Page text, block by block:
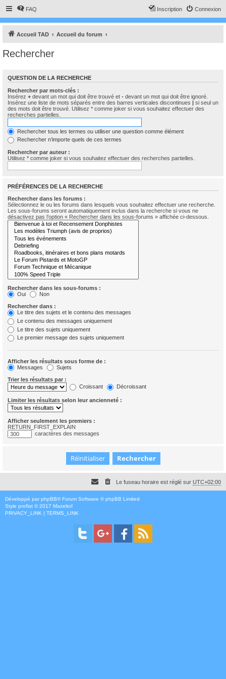
FAQ Connexion
Inscription
Accueil TAD Accueil du forum
Rechercher
QUESTION DE LA RECHERCHE
Rechercher par mots-clés :
Insérez + devant un mot qui doit être trouvé et - devant un mot qui doit être ignoré.
Insérez une liste de mots séparés entre des barres verticales discontinues | si seul un
des mots doit être trouvé. Utilisez * comme joker si vous souhaitez effectuer des
recherches partielles.
Rechercher tous les termes ou utiliser une question comme élément
Rechercher n’importe quels de ces termes
Rechercher par auteur :
Utilisez * comme joker si vous souhaitez effectuer des recherches partielles.
PRÉFÉRENCES DE LA RECHERCHE
Rechercher dans les forums :
Sélectionnez le ou les forums dans lesquels vous souhaitez effectuer une recherche.
Les sous-forums seront automatiquement inclus dans la recherche si vous ne
désactivez pas l’option « Rechercher dans les sous-forums » affichée ci-dessous.
Rechercher dans les sous-forums :
Oui
Non
Rechercher dans :
Le titre des sujets et le contenu des messages
Le contenu des messages uniquement
Le titre des sujets uniquement
Le premier message des sujets uniquement
Afficher les résultats sous forme de :
Messages
Sujets
Trier les résultats par :
Croissant
Décroissant
Limiter les résultats selon leur ancienneté :
Afficher seulement les premiers :
RETURN_FIRST_EXPLAIN
caractères des messages
Le fuseau horaire est réglé sur UTC+02:00
Développé par phpBB® Forum Software © phpBB Limited
Style proflat © 2017 Mazeltof
PRIVACY_LINK
TERMS_LINK